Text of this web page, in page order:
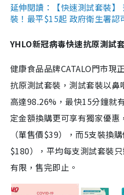
延伸閱讀：【快速測試套裝
裝！最平$15起 政府衛生署認
YHLO新冠病毒快速抗原測試
健康食品品牌CATALO門市現
抗原測試套裝，測試套裝以
高達98.26%，最快15分鐘就
定金額換購更可享有獨家優
（單售價$39），而5支裝換
$180），平均每支測試套裝
有限，售完即止。